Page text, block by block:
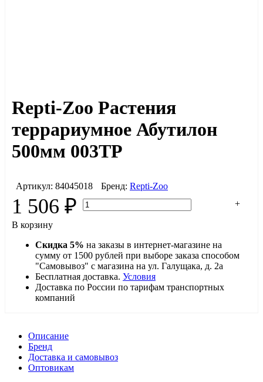
Repti-Zoo Растения
террариумное Абутилон
500мм 003ТР
Артикул: 84045018 Бренд: Repti-Zoo
1 506 ₽
- +
В корзину
Скидка 5% на заказы в интернет-магазине на
сумму от 1500 рублей при выборе заказа способом
"Самовывоз" с магазина на ул. Галущака, д. 2а
Бесплатная доставка. Условия
Доставка по России по тарифам транспортных
компаний
Описание
Бренд
Доставка и самовывоз
Оптовикам